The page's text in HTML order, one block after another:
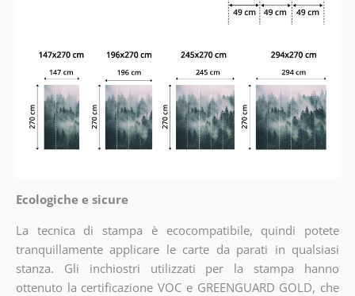
Ecologiche e sicure
La tecnica di stampa è ecocompatibile, quindi potete
tranquillamente applicare le carte da parati in qualsiasi
stanza. Gli inchiostri utilizzati per la stampa hanno
ottenuto la certificazione VOC e GREENGUARD GOLD, che